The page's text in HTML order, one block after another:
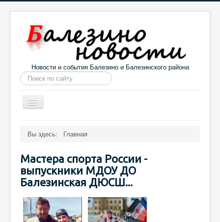
Новости и события Балезино и Балезинского района
Искать...
Toggle
Navigation
Вы здесь: Главная
Мастера спорта России -
выпускники МДОУ ДО
Балезинская ДЮСШ...